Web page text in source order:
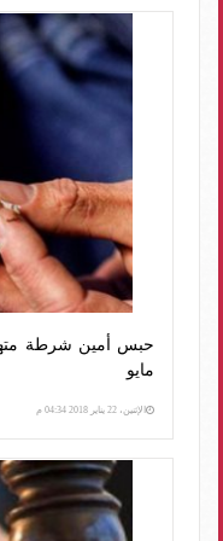
مايو
الإثنين، 22 يناير 2018 04:34 م